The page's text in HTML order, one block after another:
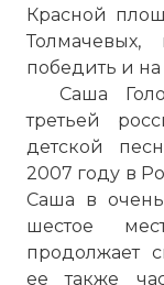
Красной
победить и
Саша
третьей
детской
2007 году в
Саша в очень
шестое
продолжает
ее также